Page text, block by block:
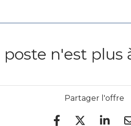
poste n'est plus
Partager l'offre